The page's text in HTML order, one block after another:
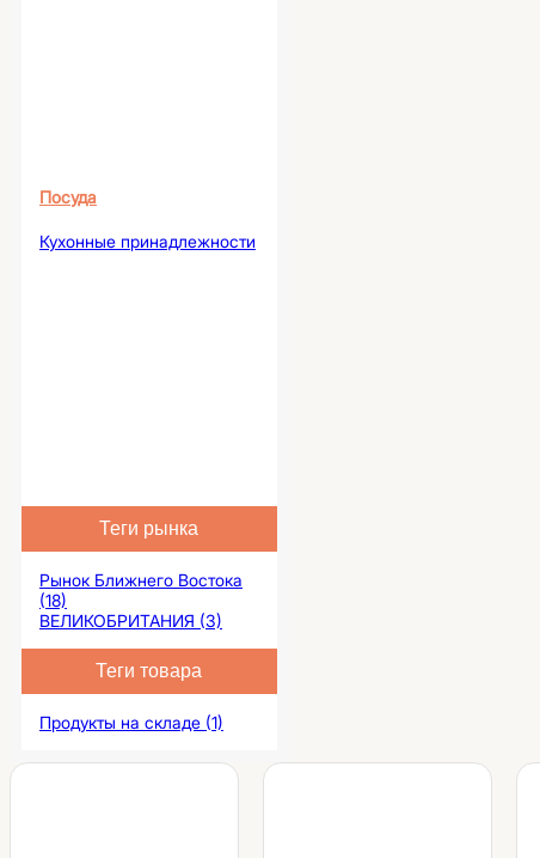
Посуда
Кухонные принадлежности
Теги рынка
Рынок Ближнего Востока
(18)
ВЕЛИКОБРИТАНИЯ (3)
Теги товара
Продукты на складе (1)